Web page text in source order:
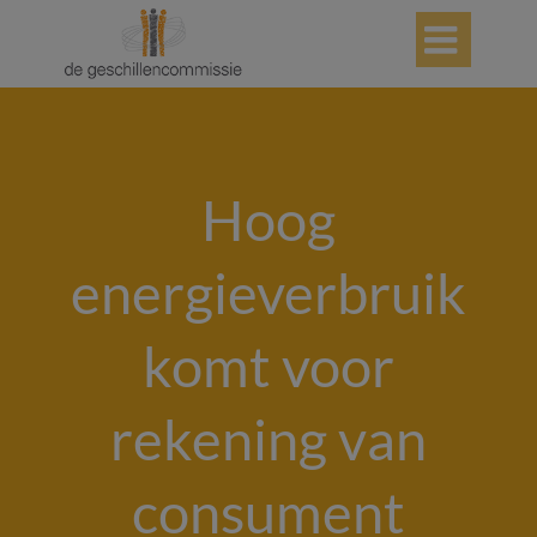

Hoog
energieverbruik
komt voor
rekening van
consument